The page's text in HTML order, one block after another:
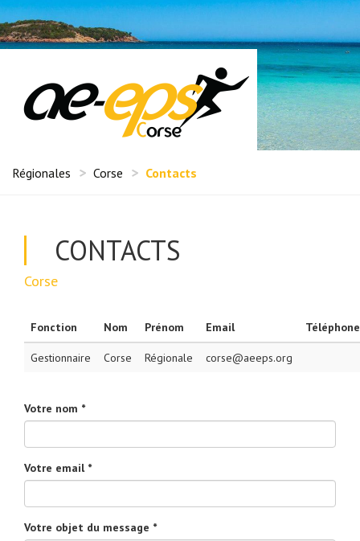
Régionales Corse Contacts
CONTACTS
Corse
Fonction Nom Prénom Email Téléphone
Gestionnaire Corse Régionale corse@aeeps.org
Votre nom *
Votre email *
Votre objet du message *